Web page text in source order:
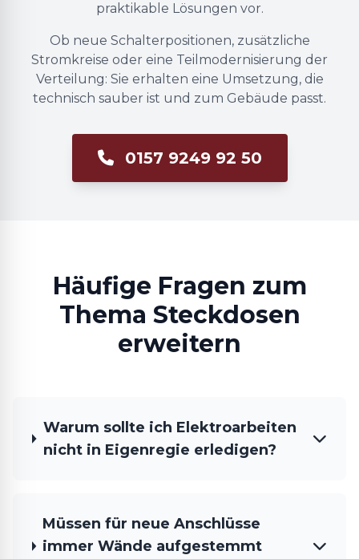
praktikable Lösungen vor.
Ob neue Schalterpositionen, zusätzliche
Stromkreise oder eine Teilmodernisierung der
Verteilung: Sie erhalten eine Umsetzung, die
technisch sauber ist und zum Gebäude passt.
0157 9249 92 50
Häufige Fragen zum
Thema Steckdosen
erweitern
Warum sollte ich Elektroarbeiten
nicht in Eigenregie erledigen?
Müssen für neue Anschlüsse
immer Wände aufgestemmt